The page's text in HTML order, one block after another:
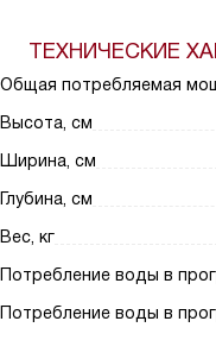
ТЕХНИЧЕСКИЕ
Общая потребляемая
Высота, см
Ширина, см
Глубина, см
Вес, кг
Потребление воды в
Потребление воды в